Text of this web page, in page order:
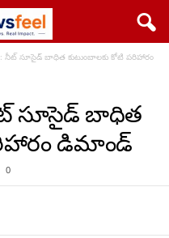
నీట్ సూసైడ్ బాధిత కుటుంబాలకు కోటి ప‌రిహారం
సూసైడ్ బాధిత
డిమాండ్
0